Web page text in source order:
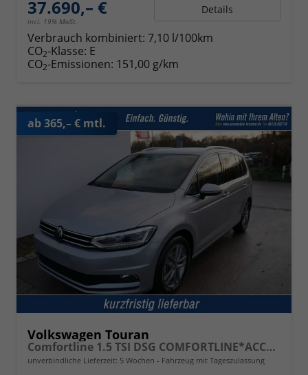
37.690,– €
incl. 19% MwSt.
Details
Verbrauch kombiniert: 7,10 l/100km
CO2-Klasse: E
CO2-Emissionen: 151,00 g/km
ab 365,– € mtl.
Volkswagen Touran
Comfortline 1.5 TSI DSG COMFORTLINE*ACC*LED*PDC*KAMERA*NAVI*SHZ* 7-SITZER 17-ZOLL
unverbindliche Lieferzeit: 5 Wochen Fahrzeug mit Tageszulassung